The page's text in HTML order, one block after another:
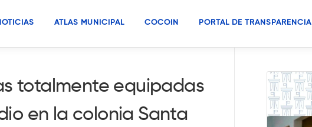
ATLAS MUNICIPAL COCOIN PORTAL DE TRANSPARENCIA
totalmente equipadas
en la colonia Santa